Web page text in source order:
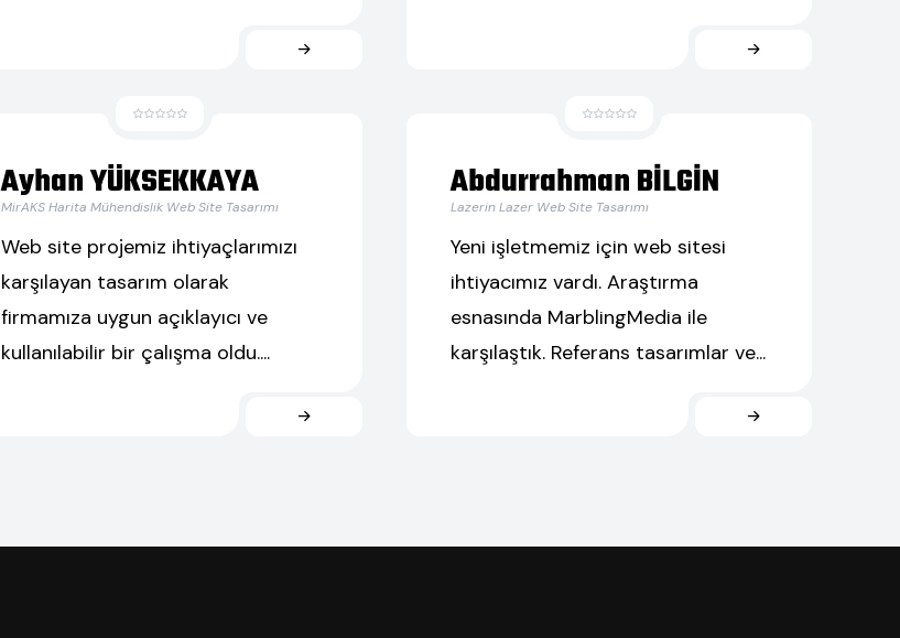
Ayhan YÜKSEKKAYA
MirAKS Harita Mühendislik Web Site Tasarımı
Web site projemiz ihtiyaçlarımızı
karşılayan tasarım olarak
firmamıza uygun açıklayıcı ve
kullanılabilir bir çalışma oldu....
Abdurrahman BİLGİN
Lazerin Lazer Web Site Tasarımı
Yeni işletmemiz için web sitesi
ihtiyacımız vardı. Araştırma
esnasında MarblingMedia ile
karşılaştık. Referans tasarımlar ve...